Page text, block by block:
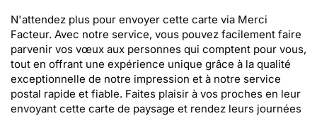
N'attendez plus pour envoyer cette carte via Merci
Facteur. Avec notre service, vous pouvez facilement faire
parvenir vos vœux aux personnes qui comptent pour vous,
tout en offrant une expérience unique grâce à la qualité
exceptionnelle de notre impression et à notre service
postal rapide et fiable. Faites plaisir à vos proches en leur
envoyant cette carte de paysage et rendez leurs journées